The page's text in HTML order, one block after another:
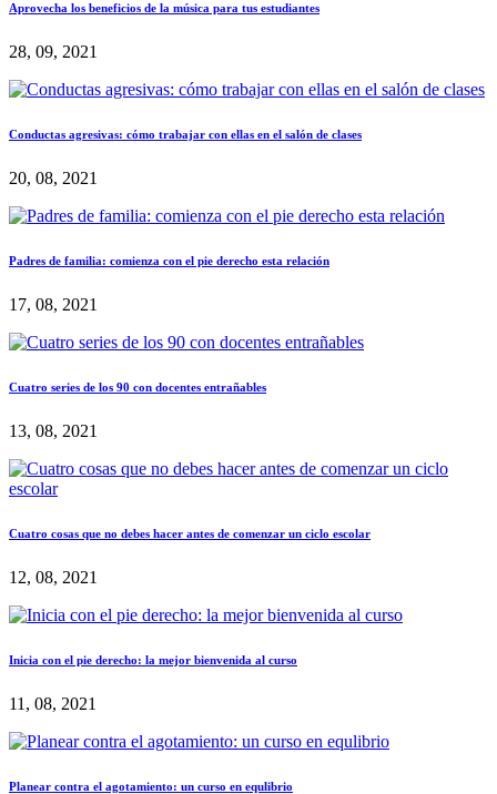
Aprovecha los beneficios de la música para tus estudiantes
28, 09, 2021
Conductas agresivas: cómo trabajar con ellas en el salón de clases
20, 08, 2021
Padres de familia: comienza con el pie derecho esta relación
17, 08, 2021
Cuatro series de los 90 con docentes entrañables
13, 08, 2021
Cuatro cosas que no debes hacer antes de comenzar un ciclo escolar
12, 08, 2021
Inicia con el pie derecho: la mejor bienvenida al curso
11, 08, 2021
Planear contra el agotamiento: un curso en equlibrio